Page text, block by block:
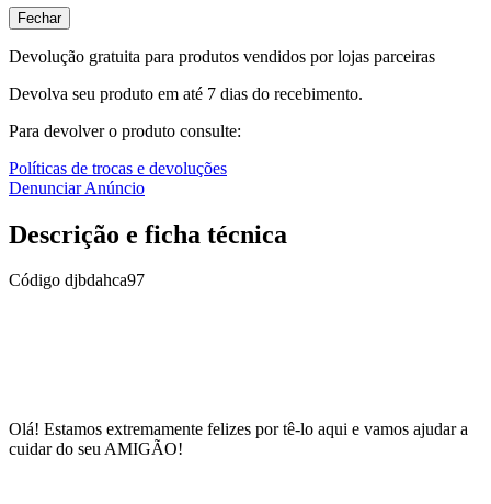
Fechar
Devolução gratuita para produtos vendidos por lojas parceiras
Devolva seu produto em até 7 dias do recebimento.
Para devolver o produto consulte:
Políticas de trocas e devoluções
Denunciar Anúncio
Descrição e ficha técnica
Código djbdahca97
Olá! Estamos extremamente felizes por tê-lo aqui e vamos ajudar a
cuidar do seu AMIGÃO!